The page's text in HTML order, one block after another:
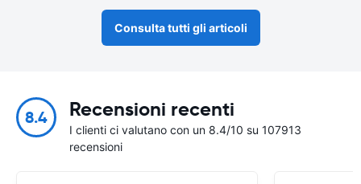
Consulta tutti gli articoli
8.4 Recensioni recenti
I clienti ci valutano con un 8.4/10 su 107913
recensioni